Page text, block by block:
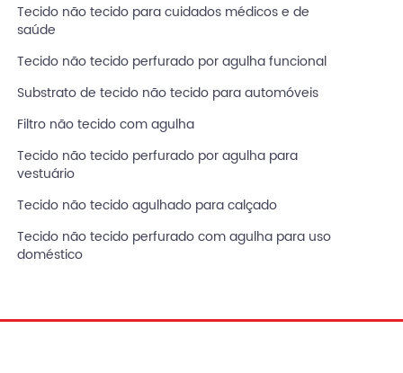
Tecido não tecido para cuidados médicos e de
saúde
Tecido não tecido perfurado por agulha funcional
Substrato de tecido não tecido para automóveis
Filtro não tecido com agulha
Tecido não tecido perfurado por agulha para
vestuário
Tecido não tecido agulhado para calçado
Tecido não tecido perfurado com agulha para uso
doméstico